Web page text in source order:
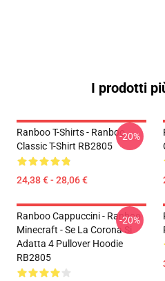
I prodotti
Ranboo T-Shirts - Ranboo
Classic T-Shirt RB2805
24,38 € - 28,06 €
-20%
Ranboo Cappuccini - Ranboo
Minecraft - Se La Corona Si
Adatta 4 Pullover Hoodie
RB2805
-20%